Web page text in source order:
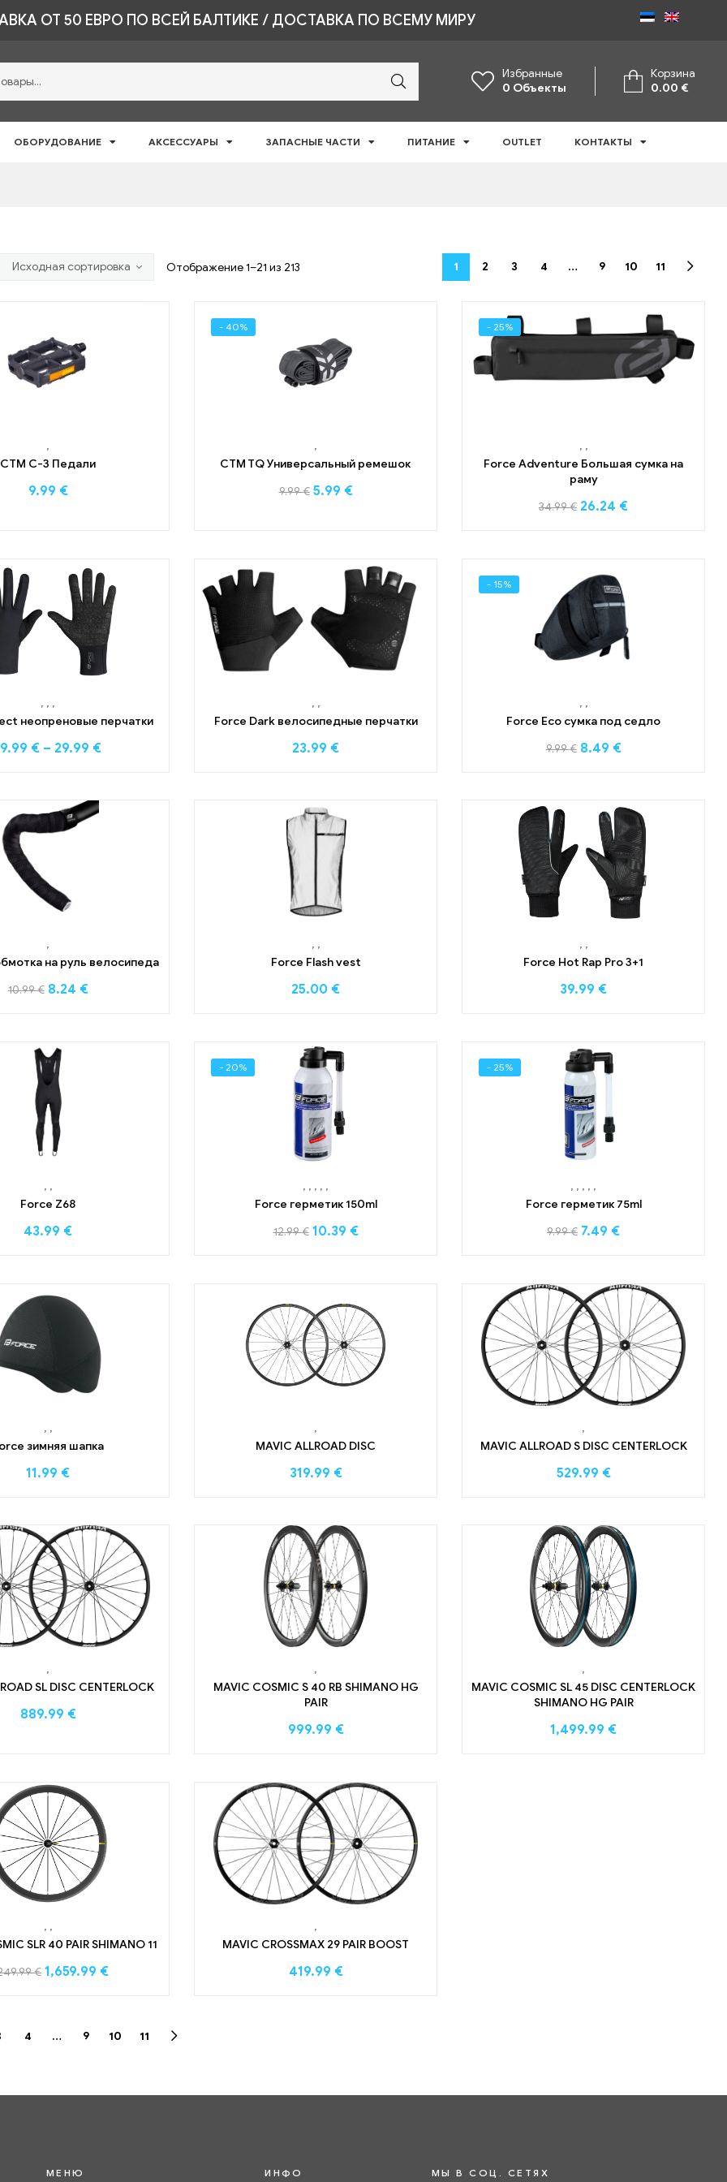
ОТ 50 ЕВРО ПО ВСЕЙ БАЛТИКЕ / ДОСТАВКА ПО ВСЕМУ МИРУ
Избранные
0 Объекты
Корзина
0.00 €
ОБОРУДОВАНИЕ АКСЕССУАРЫ ЗАПАСНЫЕ ЧАСТИ ПИТАНИЕ OUTLET КОНТАКТЫ
1 2 3 4 … 9 10 11
Отображение 1–21 из 213
,
CTM C-3 Педали
9.99 €
- 40%
,
CTM TQ Универсальный ремешок
9.99€ 5.99 €
- 25%
, ,
Force Adventure Большая сумка на
раму
34.99€ 26.24 €
, , ,
неопреновые перчатки
€ – 29.99 €
, ,
Force Dark велосипедные перчатки
23.99 €
- 15%
, ,
Force Eco сумка под седло
9.99€ 8.49 €
,
на руль велосипеда
10.99€ 8.24 €
, ,
Force Flash vest
25.00 €
, ,
Force Hot Rap Pro 3+1
39.99 €
, ,
Force Z68
43.99 €
- 20%
, , , , ,
Force герметик 150ml
12.99€ 10.39 €
- 25%
, , , , ,
Force герметик 75ml
9.99€ 7.49 €
, ,
зимняя шапка
11.99 €
,
MAVIC ALLROAD DISC
319.99 €
,
MAVIC ALLROAD S DISC CENTERLOCK
529.99 €
,
SL DISC CENTERLOCK
889.99 €
,
MAVIC COSMIC S 40 RB SHIMANO HG
PAIR
999.99 €
,
MAVIC COSMIC SL 45 DISC CENTERLOCK
SHIMANO HG PAIR
1,499.99 €
, ,
SLR 40 PAIR SHIMANO 11
€ 1,659.99 €
,
MAVIC CROSSMAX 29 PAIR BOOST
419.99 €
4 … 9 10 11
МЕНЮ ИНФО МЫ В СОЦ. СЕТЯХ